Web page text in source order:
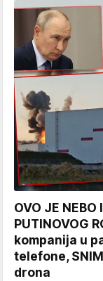
OVO JE NEBO
PUTINOVOG
kompanija u
telefone,
drona